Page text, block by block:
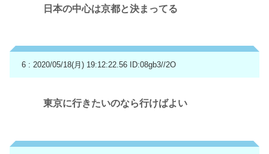
日本の中心は京都と決まってる
6 : 2020/05/18(月) 19:12:22.56 ID:08gb3//2O
東京に行きたいのなら行けばよい